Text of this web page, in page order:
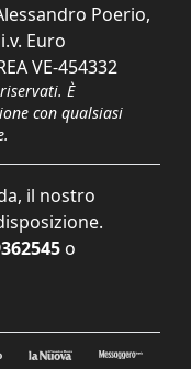
Poerio,
Euro
VE-454332
È
con qualsiasi
il nostro
o